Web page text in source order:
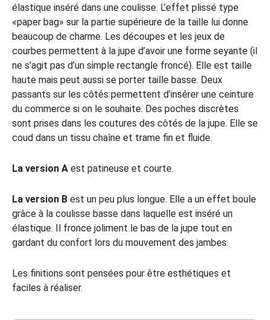
élastique inséré dans une coulisse. L’effet plissé type
«paper bag» sur la partie supérieure de la taille lui donne
beaucoup de charme. Les découpes et les jeux de
courbes permettent à la jupe d’avoir une forme seyante (il
ne s’agit pas d’un simple rectangle froncé). Elle est taille
haute mais peut aussi se porter taille basse. Deux
passants sur les côtés permettent d’insérer une ceinture
du commerce si on le souhaite. Des poches discrètes
sont prises dans les coutures des côtés de la jupe. Elle se
coud dans un tissu chaîne et trame fin et fluide.
La version A est patineuse et courte.
La version B est un peu plus longue. Elle a un effet boule
grâce à la coulisse basse dans laquelle est inséré un
élastique. Il fronce joliment le bas de la jupe tout en
gardant du confort lors du mouvement des jambes.
Les finitions sont pensées pour être esthétiques et
faciles à réaliser.